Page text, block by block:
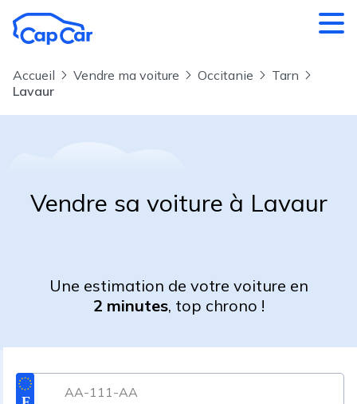
Accueil Vendre ma voiture Occitanie
Tarn
Lavaur
Vendre sa voiture à Lavaur
Une estimation de votre voiture en
2 minutes, top chrono !